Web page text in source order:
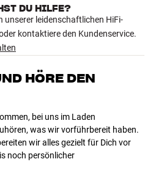
IR, 12V-Trigger
Ethernet
Bluetooth-Empfang, WiFi
Silber
Premium Silver
1,2
anzeigen
18
0
DU HILFE?
unserer leidenschaftlichen HiFi-
kontaktiere den Kundenservice.
HÖRE DEN
bei uns im Laden
was wir vorführbereit haben.
wir alles gezielt für Dich vor
noch persönlicher